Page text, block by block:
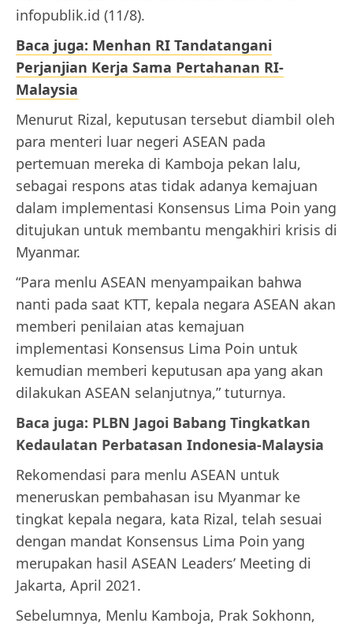
infopublik.id (11/8).
Baca juga: Menhan RI Tandatangani
Perjanjian Kerja Sama Pertahanan RI-
Malaysia
Menurut Rizal, keputusan tersebut diambil oleh
para menteri luar negeri ASEAN pada
pertemuan mereka di Kamboja pekan lalu,
sebagai respons atas tidak adanya kemajuan
dalam implementasi Konsensus Lima Poin yang
ditujukan untuk membantu mengakhiri krisis di
Myanmar.
“Para menlu ASEAN menyampaikan bahwa
nanti pada saat KTT, kepala negara ASEAN akan
memberi penilaian atas kemajuan
implementasi Konsensus Lima Poin untuk
kemudian memberi keputusan apa yang akan
dilakukan ASEAN selanjutnya,” tuturnya.
Baca juga: PLBN Jagoi Babang Tingkatkan
Kedaulatan Perbatasan Indonesia-Malaysia
Rekomendasi para menlu ASEAN untuk
meneruskan pembahasan isu Myanmar ke
tingkat kepala negara, kata Rizal, telah sesuai
dengan mandat Konsensus Lima Poin yang
merupakan hasil ASEAN Leaders’ Meeting di
Jakarta, April 2021.
Sebelumnya, Menlu Kamboja, Prak Sokhonn,